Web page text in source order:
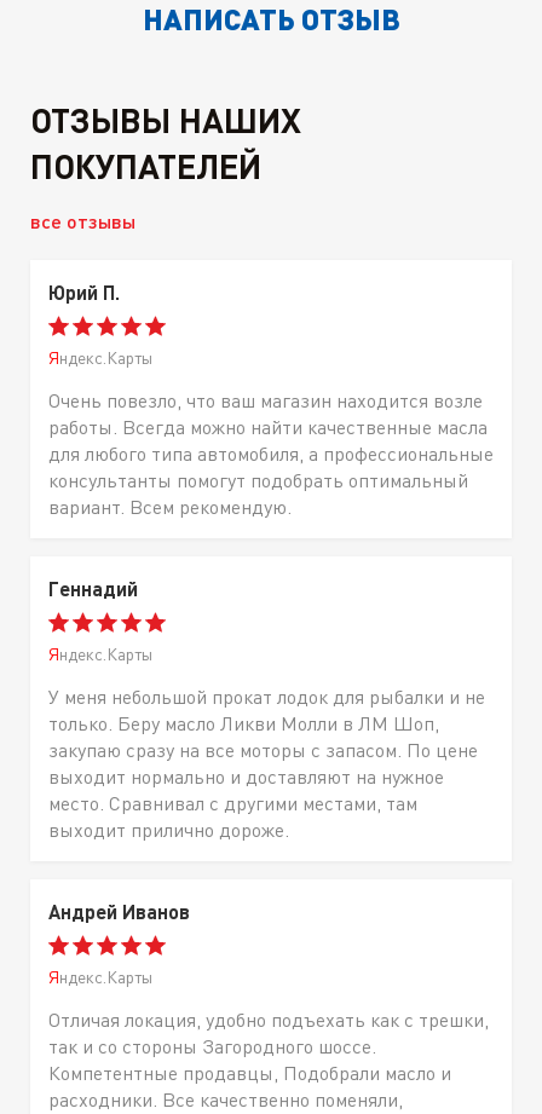
НАПИСАТЬ ОТЗЫВ
ОТЗЫВЫ НАШИХ
ПОКУПАТЕЛЕЙ
все отзывы
Юрий П.
Яндекс.Карты
Очень повезло, что ваш магазин находится возле
работы. Всегда можно найти качественные масла
для любого типа автомобиля, а профессиональные
консультанты помогут подобрать оптимальный
вариант. Всем рекомендую.
Геннадий
Яндекс.Карты
У меня небольшой прокат лодок для рыбалки и не
только. Беру масло Ликви Молли в ЛМ Шоп,
закупаю сразу на все моторы с запасом. По цене
выходит нормально и доставляют на нужное
место. Сравнивал с другими местами, там
выходит прилично дороже.
Андрей Иванов
Яндекс.Карты
Отличая локация, удобно подъехать как с трешки,
так и со стороны Загородного шоссе.
Компетентные продавцы, Подобрали масло и
расходники. Все качественно поменяли,